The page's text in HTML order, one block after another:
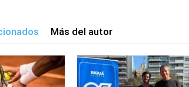
Más del autor